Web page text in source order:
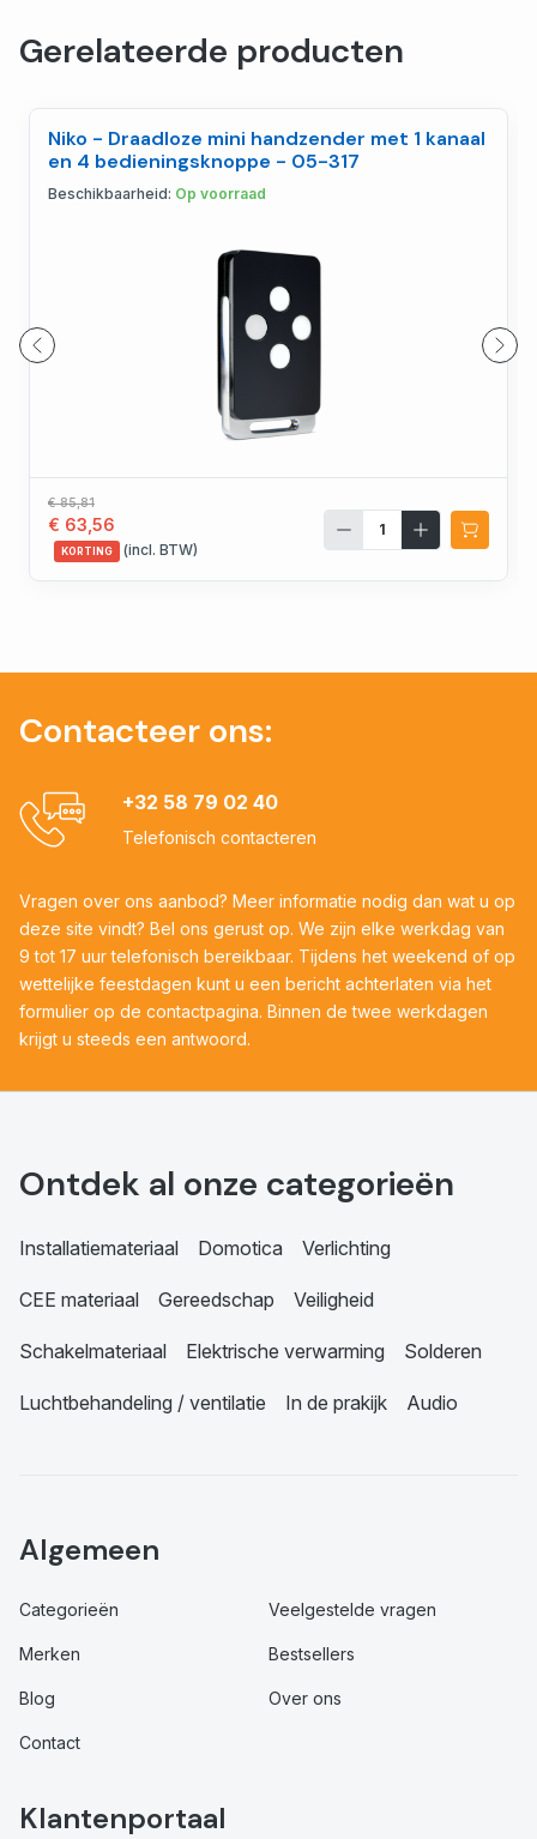
Gerelateerde producten
Niko - Draadloze mini handzender met 1 kanaal
en 4 bedieningsknoppe - 05-317
Beschikbaarheid: Op voorraad
€ 85,81
€ 63,56
KORTING (incl. BTW)
Contacteer ons:
+32 58 79 02 40
Telefonisch contacteren
Vragen over ons aanbod? Meer informatie nodig dan wat u op
deze site vindt? Bel ons gerust op. We zijn elke werkdag van
9 tot 17 uur telefonisch bereikbaar. Tijdens het weekend of op
wettelijke feestdagen kunt u een bericht achterlaten via het
formulier op de contactpagina. Binnen de twee werkdagen
krijgt u steeds een antwoord.
Ontdek al onze categorieën
Installatiemateriaal Domotica Verlichting
CEE materiaal Gereedschap Veiligheid
Schakelmateriaal Elektrische verwarming Solderen
Luchtbehandeling / ventilatie In de prakijk Audio
Algemeen
Categorieën Veelgestelde vragen
Merken Bestsellers
Blog Over ons
Contact
Klantenportaal